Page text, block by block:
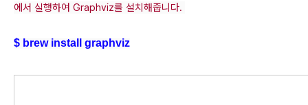
에서 실행하여 Graphviz를 설치해줍니다.
$ brew install graphviz